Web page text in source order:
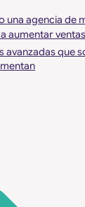
una agencia de
aumentar ventas
avanzadas que